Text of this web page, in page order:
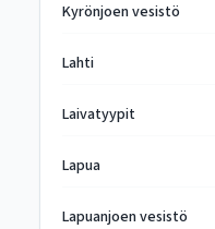
Kyrönjoen vesistö
Lahti
Laivatyypit
Lapua
Lapuanjoen vesistö